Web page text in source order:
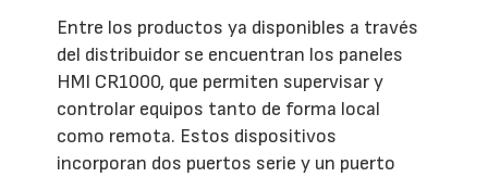
Entre los productos ya disponibles a través
del distribuidor se encuentran los paneles
HMI CR1000, que permiten supervisar y
controlar equipos tanto de forma local
como remota. Estos dispositivos
incorporan dos puertos serie y un puerto